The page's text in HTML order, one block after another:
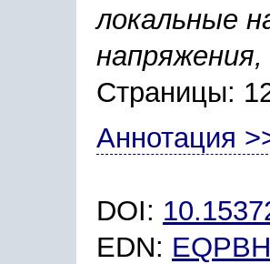
локальные
Страницы:
Аннотация
DOI:
EDN: